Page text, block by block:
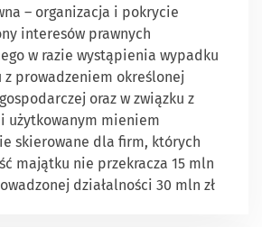
– organizacja i pokrycie
interesów prawnych
w razie wystąpienia wypadku
z prowadzeniem określonej
oraz w związku z
użytkowanym mieniem
skierowane dla firm, których
majątku nie przekracza 15 mln
działalności 30 mln zł